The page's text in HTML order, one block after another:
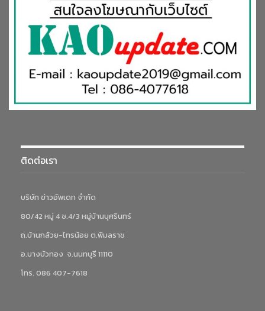
ติดต่อเรา
บริษัท ข่าวอัพเดท จำกัด
80/42 หมู่ 4 ซ.4/3 หมู่บ้านบุศรินทร์
ถ.บ้านกล้วย-ไทรน้อย ต.พิมลราช
อ.บางบัวทอง จ.นนทบุรี 11110
โทร. 086 407-7618